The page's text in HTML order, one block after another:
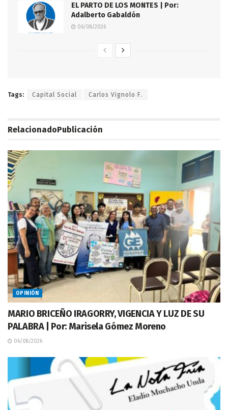
EL PARTO DE LOS MONTES | Por:
Adalberto Gabaldón
06/08/2026
Tags: Capital Social Carlos Vignolo F.
RelacionadoPublicación
OPINIÓN
MARIO BRICEÑO IRAGORRY, VIGENCIA Y LUZ DE SU
PALABRA | Por: Marisela Gómez Moreno
06/08/2026